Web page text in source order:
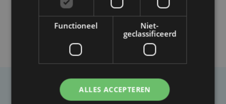
Taalfout opgemerkt?
Functioneel
Niet-
geclassificeerd
ALLES ACCEPTEREN